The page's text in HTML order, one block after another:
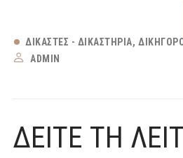
ΔΙΚΑΣΤΈΣ - ΔΙΚΑΣΤΉΡΙΑ
ADMIN
ΔΕΙΤΕ ΤΗ